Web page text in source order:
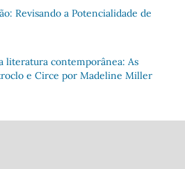
Revisando a Potencialidade de
literatura contemporânea: As
e Circe por Madeline Miller